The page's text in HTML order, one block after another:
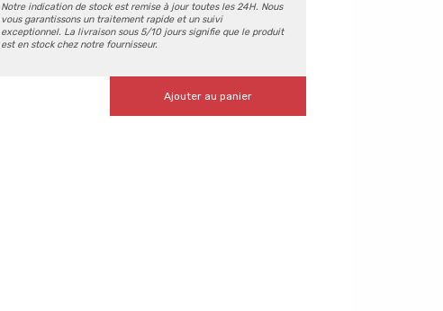
Notre indication de stock est remise à jour toutes les 24H. Nous
vous garantissons un traitement rapide et un suivi
exceptionnel. La livraison sous 5/10 jours signifie que le produit
est en stock chez notre fournisseur.
Ajouter au panier